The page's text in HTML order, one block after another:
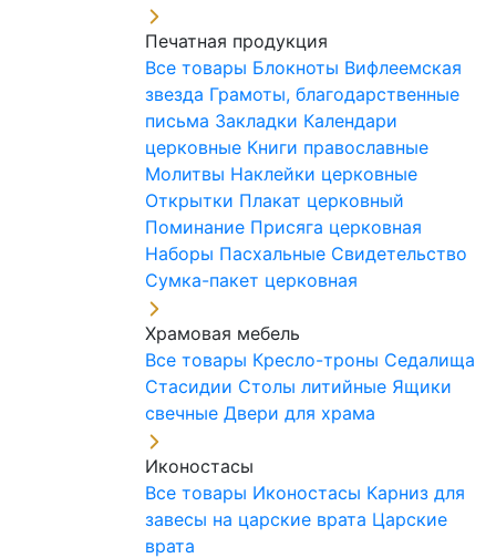
Печатная продукция
Все товары Блокноты Вифлеемская
звезда Грамоты, благодарственные
письма Закладки Календари
церковные Книги православные
Молитвы Наклейки церковные
Открытки Плакат церковный
Поминание Присяга церковная
Наборы Пасхальные Свидетельство
Сумка-пакет церковная
Храмовая мебель
Все товары Кресло-троны Седалища
Стасидии Столы литийные Ящики
свечные Двери для храма
Иконостасы
Все товары Иконостасы Карниз для
завесы на царские врата Царские
врата